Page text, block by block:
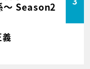
～ Season2